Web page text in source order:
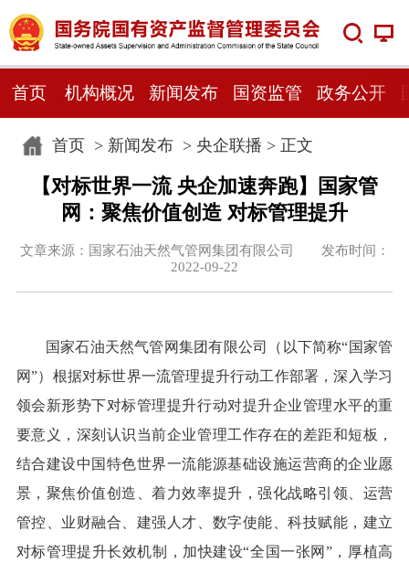
首页 机构概况 新闻发布 国资监管 政务公开
首页> 新闻发布> 央企联播 > 正文
【对标世界一流 央企加速奔跑】国家管
网：聚焦价值创造 对标管理提升
文章来源：国家石油天然气管网集团有限公司 发布时间：
2022-09-22
国家石油天然气管网集团有限公司（以下简称“国家管
网”）根据对标世界一流管理提升行动工作部署，深入学习
领会新形势下对标管理提升行动对提升企业管理水平的重
要意义，深刻认识当前企业管理工作存在的差距和短板，
结合建设中国特色世界一流能源基础设施运营商的企业愿
景，聚焦价值创造、着力效率提升，强化战略引领、运营
管控、业财融合、建强人才、数字使能、科技赋能，建立
对标管理提升长效机制，加快建设“全国一张网”，厚植高